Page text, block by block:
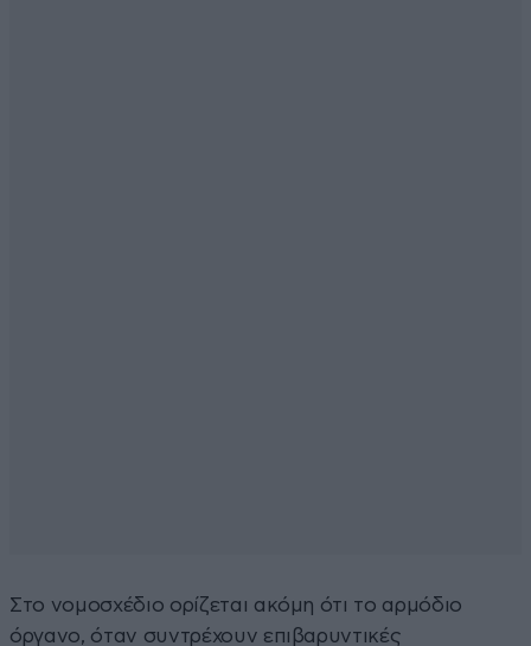
Στο νομοσχέδιο ορίζεται ακόμη ότι το αρμόδιο
όργανο, όταν συντρέχουν επιβαρυντικές